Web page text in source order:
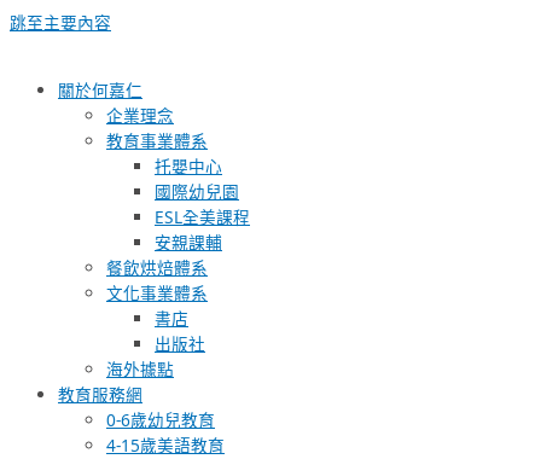
跳至主要內容
關於何嘉仁
企業理念
教育事業體系
托嬰中心
國際幼兒園
ESL全美課程
安親課輔
餐飲烘焙體系
文化事業體系
書店
出版社
海外據點
教育服務網
0-6歲幼兒教育
4-15歲美語教育